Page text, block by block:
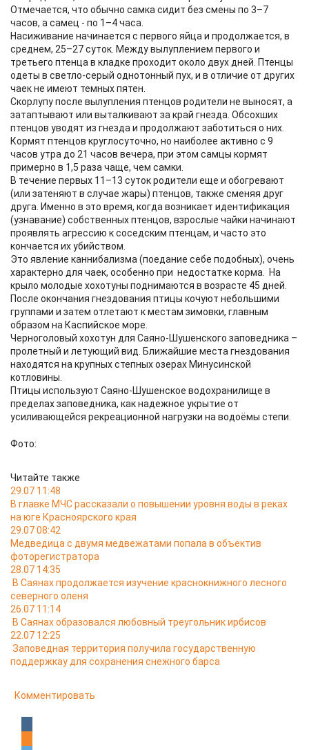
Отмечается, что обычно самка сидит без смены по 3–7
часов, а самец - по 1–4 часа.
Насиживание начинается с первого яйца и продолжается, в
среднем, 25–27 суток. Между вылуплением первого и
третьего птенца в кладке проходит около двух дней. Птенцы
одеты в светло-серый однотонный пух, и в отличие от других
чаек не имеют темных пятен.
Скорлупу после вылупления птенцов родители не выносят, а
затаптывают или выталкивают за край гнезда. Обсохших
птенцов уводят из гнезда и продолжают заботиться о них.
Кормят птенцов круглосуточно, но наиболее активно с 9
часов утра до 21 часов вечера, при этом самцы кормят
примерно в 1,5 раза чаще, чем самки.
В течение первых 11–13 суток родители еще и обогревают
(или затеняют в случае жары) птенцов, также сменяя друг
друга. Именно в это время, когда возникает идентификация
(узнавание) собственных птенцов, взрослые чайки начинают
проявлять агрессию к соседским птенцам, и часто это
кончается их убийством.
Это явление каннибализма (поедание себе подобных), очень
характерно для чаек, особенно при недостатке корма. На
крыло молодые хохотуны поднимаются в возрасте 45 дней.
После окончания гнездования птицы кочуют небольшими
группами и затем отлетают к местам зимовки, главным
образом на Каспийское море.
Черноголовый хохотун для Саяно-Шушенского заповедника –
пролетный и летующий вид. Ближайшие места гнездования
находятся на крупных степных озерах Минусинской
котловины.
Птицы используют Саяно-Шушенское водохранилище в
пределах заповедника, как надежное укрытие от
усиливающейся рекреационной нагрузки на водоёмы степи.
Фото:
Читайте также
29.07 11:48
В главке МЧС рассказали о повышении уровня воды в реках
на юге Красноярского края
29.07 08:42
Медведица с двумя медвежатами попала в объектив
фоторегистратора
28.07 14:35
В Саянах продолжается изучение краснокнижного лесного
северного оленя
26.07 11:14
В Саянах образовался любовный треугольник ирбисов
22.07 12:25
Заповедная территория получила государственную
поддержкау для сохранения снежного барса
Комментировать